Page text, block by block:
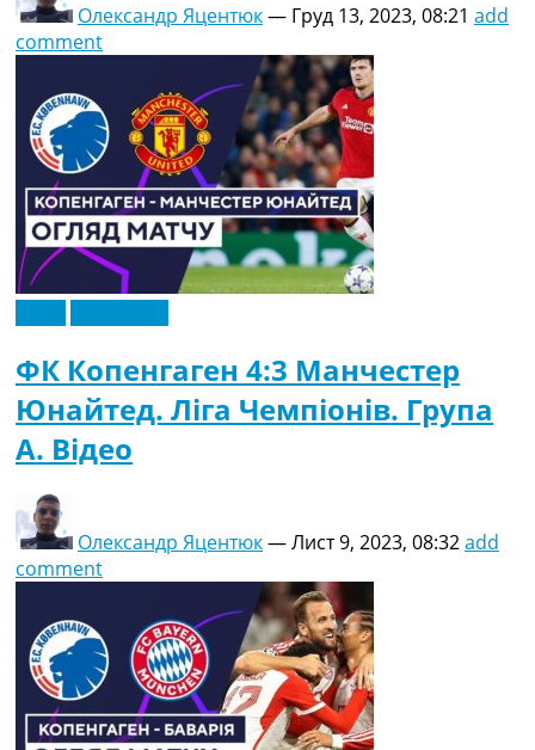
Олександр Яцентюк— Груд 13, 2023, 08:21 add
comment
ФК Копенгаген 4:3 Манчестер
Юнайтед. Ліга Чемпіонів. Група
A. Відео
Олександр Яцентюк—Лист 9, 2023, 08:32add
comment